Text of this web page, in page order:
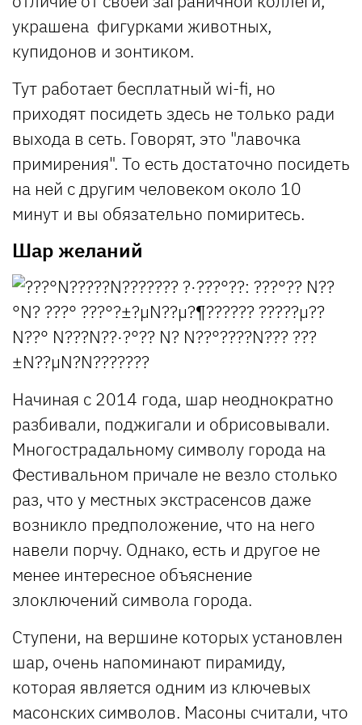
украшена фигурками животных,
купидонов и зонтиком.
Тут работает бесплатный wi-fi, но
приходят посидеть здесь не только ради
выхода в сеть. Говорят, это "лавочка
примирения". То есть достаточно посидеть
на ней с другим человеком около 10
минут и вы обязательно помиритесь.
Шар желаний
Начиная с 2014 года, шар неоднократно
разбивали, поджигали и обрисовывали.
Многострадальному символу города на
Фестивальном причале не везло столько
раз, что у местных экстрасенсов даже
возникло предположение, что на него
навели порчу. Однако, есть и другое не
менее интересное объяснение
злоключений символа города.
Ступени, на вершине которых установлен
шар, очень напоминают пирамиду,
которая является одним из ключевых
масонских символов. Масоны считали, что